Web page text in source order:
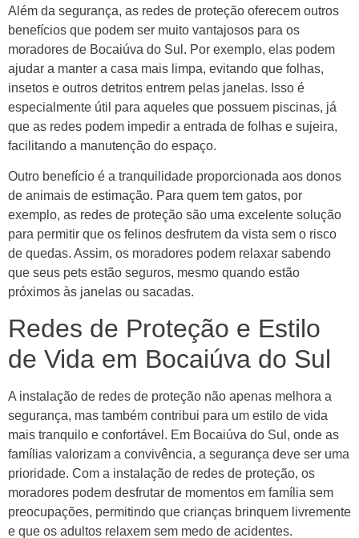
Além da segurança, as redes de proteção oferecem outros
benefícios que podem ser muito vantajosos para os
moradores de Bocaiúva do Sul. Por exemplo, elas podem
ajudar a manter a casa mais limpa, evitando que folhas,
insetos e outros detritos entrem pelas janelas. Isso é
especialmente útil para aqueles que possuem piscinas, já
que as redes podem impedir a entrada de folhas e sujeira,
facilitando a manutenção do espaço.
Outro benefício é a tranquilidade proporcionada aos donos
de animais de estimação. Para quem tem gatos, por
exemplo, as redes de proteção são uma excelente solução
para permitir que os felinos desfrutem da vista sem o risco
de quedas. Assim, os moradores podem relaxar sabendo
que seus pets estão seguros, mesmo quando estão
próximos às janelas ou sacadas.
Redes de Proteção e Estilo
de Vida em Bocaiúva do Sul
A instalação de redes de proteção não apenas melhora a
segurança, mas também contribui para um estilo de vida
mais tranquilo e confortável. Em Bocaiúva do Sul, onde as
famílias valorizam a convivência, a segurança deve ser uma
prioridade. Com a instalação de redes de proteção, os
moradores podem desfrutar de momentos em família sem
preocupações, permitindo que crianças brinquem livremente
e que os adultos relaxem sem medo de acidentes.